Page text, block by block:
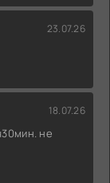
23.07.26
18.07.26
не